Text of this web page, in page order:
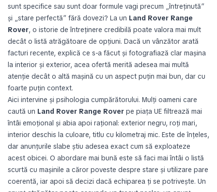
sunt specifice sau sunt doar formule vagi precum „întreținută”
și „stare perfectă” fără dovezi? La un Land Rover Range
Rover, o istorie de întreținere credibilă poate valora mai mult
decât o listă atrăgătoare de opțiuni. Dacă un vânzător arată
facturi recente, explică ce s-a făcut și fotografiază clar mașina
la interior și exterior, acea ofertă merită adesea mai multă
atenție decât o altă mașină cu un aspect puțin mai bun, dar cu
foarte puțin context.
Aici intervine și psihologia cumpărătorului. Mulți oameni care
caută un Land Rover Range Rover pe piața UE filtrează mai
întâi emoțional și abia apoi rațional: exterior negru, roți mari,
interior deschis la culoare, titlu cu kilometraj mic. Este de înțeles,
dar anunțurile slabe știu adesea exact cum să exploateze
acest obicei. O abordare mai bună este să faci mai întâi o listă
scurtă cu mașinile a căror poveste despre stare și utilizare pare
coerentă, iar apoi să decizi dacă echiparea ți se potrivește. Un